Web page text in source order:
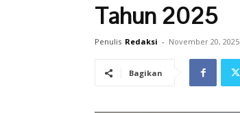
Tahun 2025
Penulis Redaksi - November 20, 2025
Bagikan